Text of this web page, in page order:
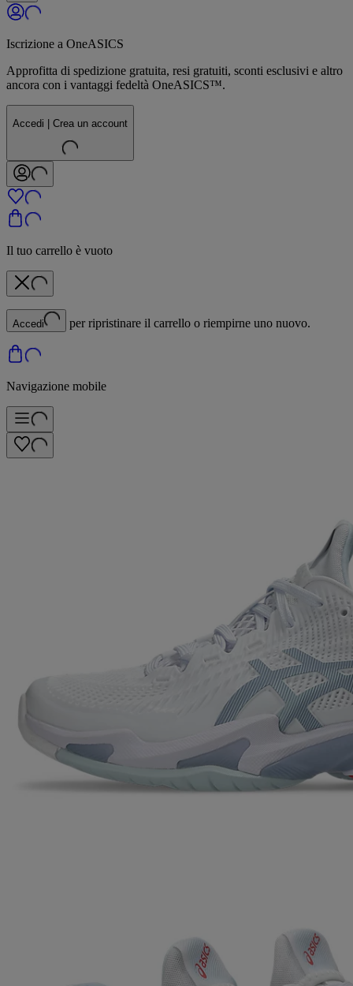
Iscrizione a OneASICS
Approfitta di spedizione gratuita, resi gratuiti, sconti esclusivi e altro
ancora con i vantaggi fedeltà OneASICS™.
Accedi | Crea un account
Il tuo carrello è vuoto
Accedi per ripristinare il carrello o riempirne uno nuovo.
Navigazione mobile